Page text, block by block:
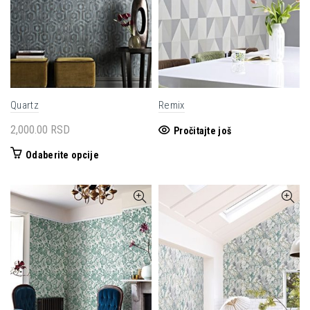
izabrane
na
stranici
Quartz
2,000.00 RSD
Odaberite opcijeOvaj
ima
varijanti.
Opcije
mogu
biti
izabrane
Remix
Pročitajte još